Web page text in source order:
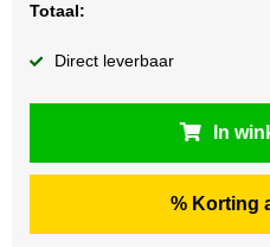
Totaal:
Direct leverbaar
In
% Korting